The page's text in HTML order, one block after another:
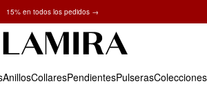
15% en todos los pedidos →
en 60 días ✓ Redimensionamiento gratuito
AnillosCollaresPendientesPulserasColecciones